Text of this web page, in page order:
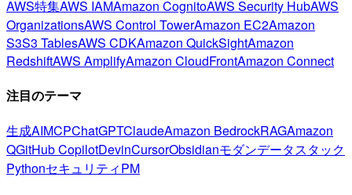
AWS特集AWS IAMAmazon CognitoAWS Security HubAWS
OrganizationsAWS Control TowerAmazon EC2Amazon
S3S3 TablesAWS CDKAmazon QuickSightAmazon
RedshiftAWS AmplifyAmazon CloudFrontAmazon Connect
注目のテーマ
生成AIMCPChatGPTClaudeAmazon BedrockRAGAmazon
QGitHub CopilotDevinCursorObsidianモダンデータスタック
PythonセキュリティPM